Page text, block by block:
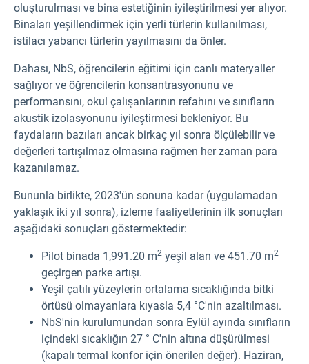
oluşturulması ve bina estetiğinin iyileştirilmesi yer alıyor.
Binaları yeşillendirmek için yerli türlerin kullanılması,
istilacı yabancı türlerin yayılmasını da önler.
Dahası, NbS, öğrencilerin eğitimi için canlı materyaller
sağlıyor ve öğrencilerin konsantrasyonunu ve
performansını, okul çalışanlarının refahını ve sınıfların
akustik izolasyonunu iyileştirmesi bekleniyor. Bu
faydaların bazıları ancak birkaç yıl sonra ölçülebilir ve
değerleri tartışılmaz olmasına rağmen her zaman para
kazanılamaz.
Bununla birlikte, 2023'ün sonuna kadar (uygulamadan
yaklaşık iki yıl sonra), izleme faaliyetlerinin ilk sonuçları
aşağıdaki sonuçları göstermektedir:
Pilot binada 1,991.20 m2 yeşil alan ve 451.70 m2
geçirgen parke artışı.
Yeşil çatılı yüzeylerin ortalama sıcaklığında bitki
örtüsü olmayanlara kıyasla 5,4 °C'nin azaltılması.
NbS'nin kurulumundan sonra Eylül ayında sınıfların
içindeki sıcaklığın 27 ° C'nin altına düşürülmesi
(kapalı termal konfor için önerilen değer). Haziran,